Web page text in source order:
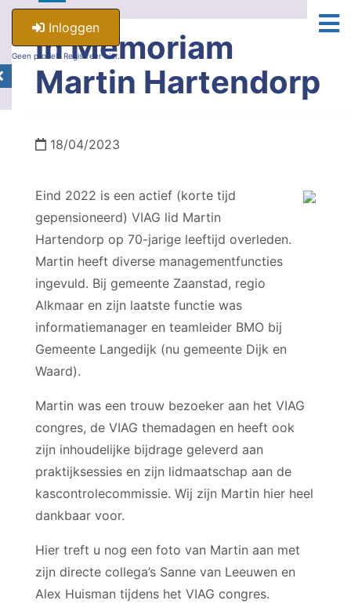
Inloggen
Geen profiel? Registreer hier.
In Memoriam
Martin Hartendorp
18/04/2023
Eind 2022 is een actief (korte tijd
gepensioneerd) VIAG lid Martin
Hartendorp op 70-jarige leeftijd overleden.
Martin heeft diverse managementfuncties
ingevuld. Bij gemeente Zaanstad, regio
Alkmaar en zijn laatste functie was
informatiemanager en teamleider BMO bij
Gemeente Langedijk (nu gemeente Dijk en
Waard).
Martin was een trouw bezoeker aan het VIAG
congres, de VIAG themadagen en heeft ook
zijn inhoudelijke bijdrage geleverd aan
praktijksessies en zijn lidmaatschap aan de
kascontrolecommissie. Wij zijn Martin hier heel
dankbaar voor.
Hier treft u nog een foto van Martin aan met
zijn directe collega’s Sanne van Leeuwen en
Alex Huisman tijdens het VIAG congres.